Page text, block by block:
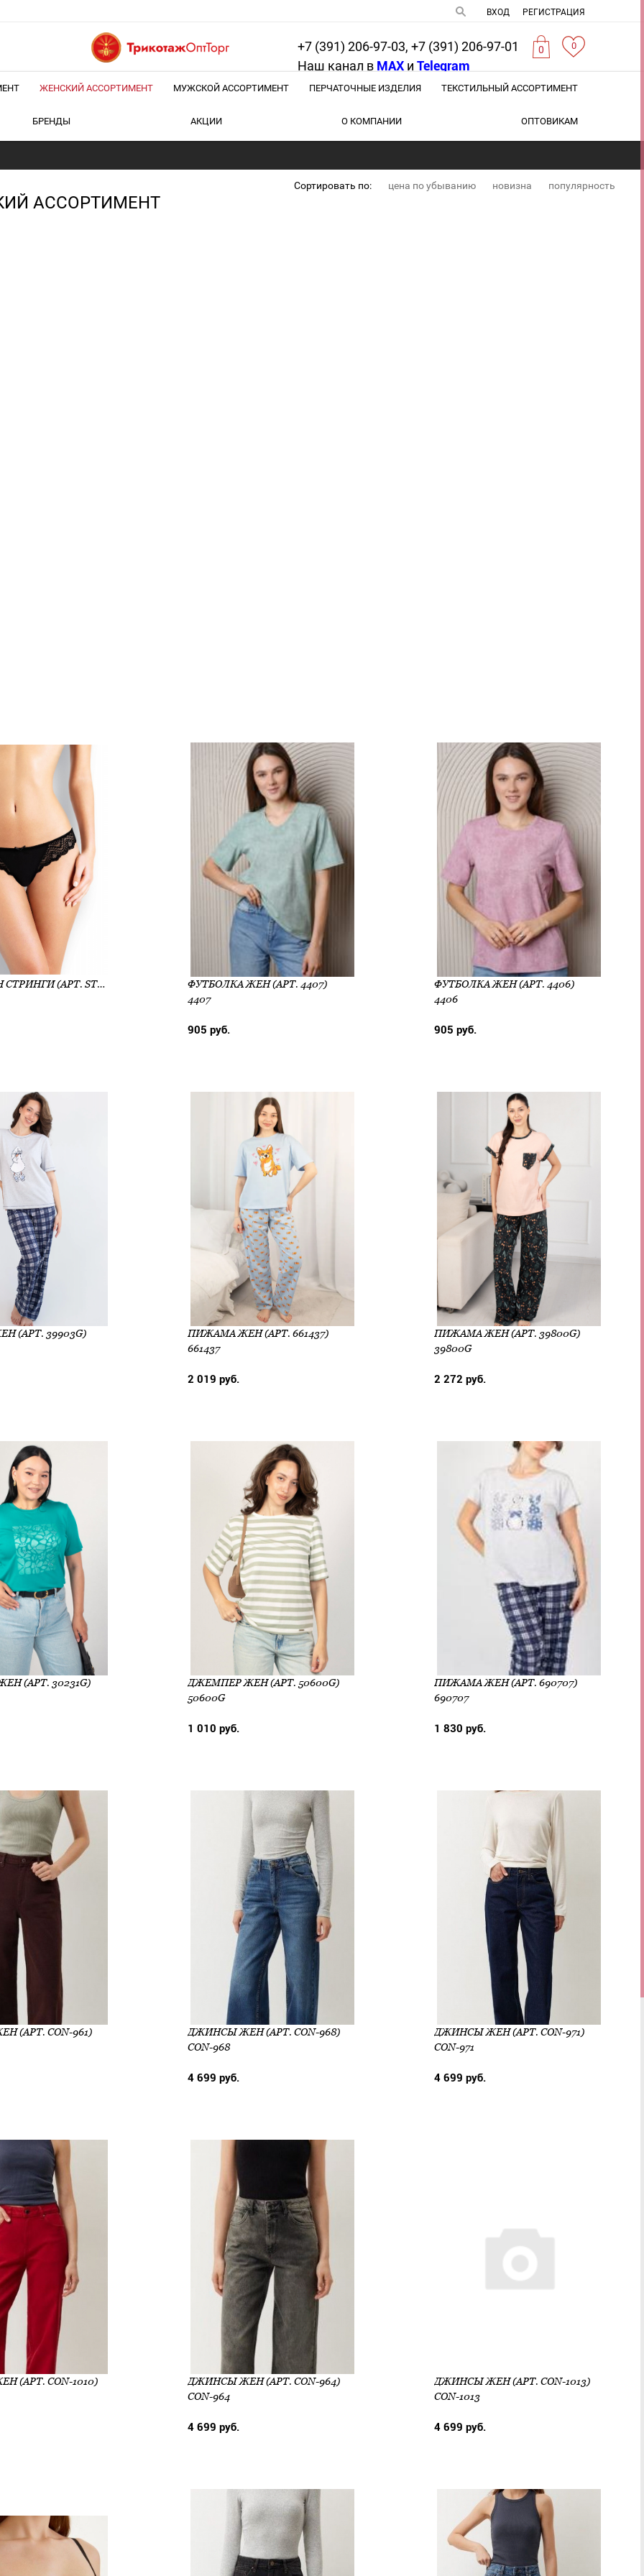
ВХОД РЕГИСТРАЦИЯ
0 0
+7 (391) 206-97-03, +7 (391) 206-97-01
Наш канал в MAX и Telegram
ЖЕНСКИЙ АССОРТИМЕНТ МУЖСКОЙ АССОРТИМЕНТ ПЕРЧАТОЧНЫЕ ИЗДЕЛИЯ ТЕКСТИЛЬНЫЙ АССОРТИМЕНТ
БРЕНДЫ АКЦИИ О КОМПАНИИ ОПТОВИКАМ
АССОРТИМЕНТ
Сортировать по: цена по убыванию новизна популярность
ТРУСЫ ЖЕН СТРИНГИ (АРТ. STM498)
ФУТБОЛКА ЖЕН (АРТ. 4407)
4407
905 руб.
ФУТБОЛКА ЖЕН (АРТ. 4406)
4406
905 руб.
(АРТ. 39903G)
ПИЖАМА ЖЕН (АРТ. 661437)
661437
2 019 руб.
ПИЖАМА ЖЕН (АРТ. 39800G)
39800G
2 272 руб.
(АРТ. 30231G)
ДЖЕМПЕР ЖЕН (АРТ. 50600G)
50600G
1 010 руб.
ПИЖАМА ЖЕН (АРТ. 690707)
690707
1 830 руб.
(АРТ. CON-961)
ДЖИНСЫ ЖЕН (АРТ. CON-968)
CON-968
4 699 руб.
ДЖИНСЫ ЖЕН (АРТ. CON-971)
CON-971
4 699 руб.
(АРТ. CON-1010)
ДЖИНСЫ ЖЕН (АРТ. CON-964)
CON-964
4 699 руб.
ДЖИНСЫ ЖЕН (АРТ. CON-1013)
CON-1013
4 699 руб.